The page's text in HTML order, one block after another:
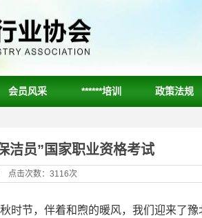
会员风采 ******培训 政策法规
洁员”国家职业资格考试
点击次数：3116次
时节，伴着和煦的暖风， 我们迎来了豫